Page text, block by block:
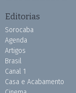
Editorias
Sorocaba
Agenda
Artigos
Brasil
Canal 1
Casa e Acabamento